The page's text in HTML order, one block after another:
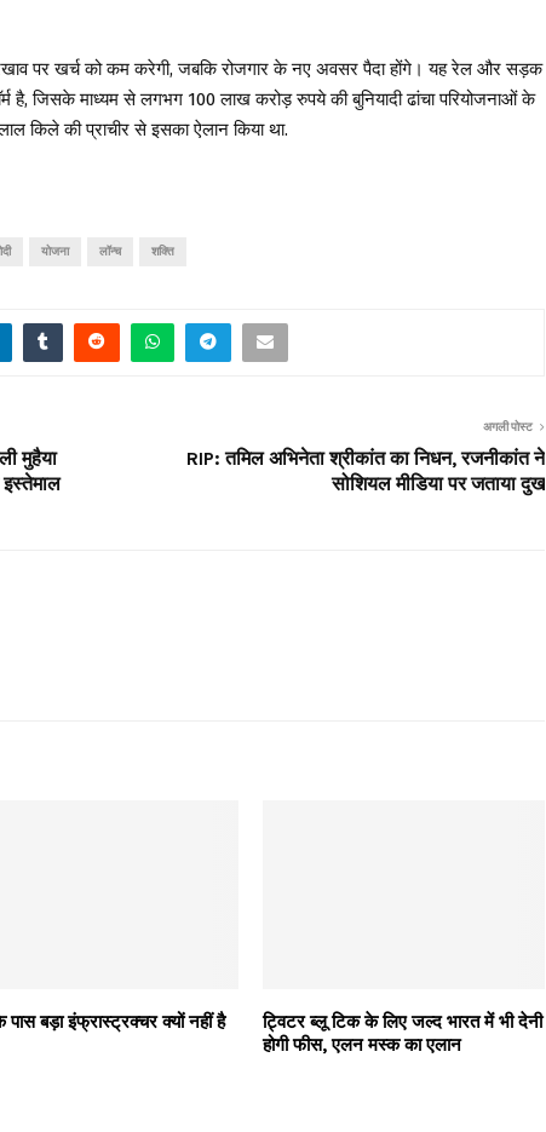
पर खर्च को कम करेगी, जबकि रोजगार के नए अवसर पैदा होंगे। यह रेल और सड़क
है, जिसके माध्यम से लगभग 100 लाख करोड़ रुपये की बुनियादी ढांचा परियोजनाओं के
किले की प्राचीर से इसका ऐलान किया था.
योजना लॉन्च शक्ति
मुहैया
अगली पोस्ट
RIP: तमिल अभिनेता श्रीकांत का निधन, रजनीकांत ने
सोशियल मीडिया पर जताया दुख
पास बड़ा इंफ्रास्ट्रक्चर क्यों नहीं है
ट्विटर ब्लू टिक के लिए जल्द भारत में भी देनी
होगी फीस, एलन मस्क का एलान